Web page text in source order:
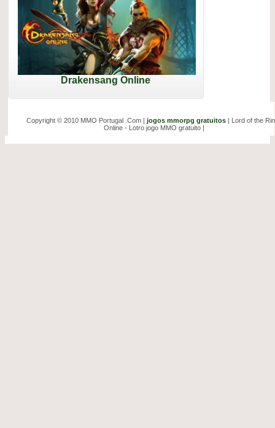
Drakensang Online
Copyright © 2010 MMO Portugal .Com | jogos mmorpg gratuitos| Lord of the
Online - Lotro jogo MMO gratuito |